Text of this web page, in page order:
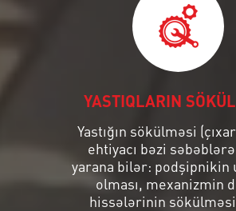
YASTIQLARIN
Yastığın sökülməsi
ehtiyacı bəzi
yarana bilər: podşipnikin
olması, mexanizmin
hissələrinin sökülməsi